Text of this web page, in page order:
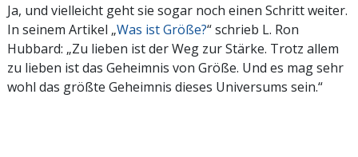
Ja, und vielleicht geht sie sogar noch einen Schritt weiter.
In seinem Artikel „Was ist Größe?“ schrieb L. Ron
Hubbard: „Zu lieben ist der Weg zur Stärke. Trotz allem
zu lieben ist das Geheimnis von Größe. Und es mag sehr
wohl das größte Geheimnis dieses Universums sein.“